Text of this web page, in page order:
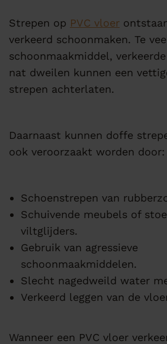
Strepen op PVC vloer
verkeerd schoonmaken. Te
schoonmaakmiddel,
nat dweilen kunnen een
strepen achterlaten.
Daarnaast kunnen doffe
ook veroorzaakt worden door:
Schoenstrepen van
Schuivende meubels of
viltglijders.
Gebruik van agressieve
schoonmaakmiddelen.
Slecht nagedweild water
Verkeerd leggen van de
Wanneer een PVC vloer